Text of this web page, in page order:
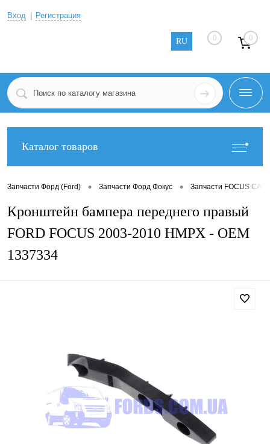
Вход Регистрация
RU 0 0
Каталог товаров
Запчасти Форд (Ford) • Запчасти Форд Фокус • Запчасти FOCUS
Кронштейн бампера переднего правый
FORD FOCUS 2003-2010 HMPX - OEM
1337334